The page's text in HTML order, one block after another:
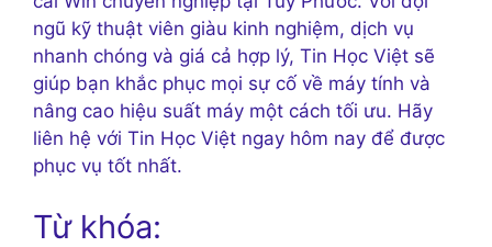
ngũ kỹ thuật viên giàu kinh nghiệm, dịch vụ
nhanh chóng và giá cả hợp lý, Tin Học Việt sẽ
giúp bạn khắc phục mọi sự cố về máy tính và
nâng cao hiệu suất máy một cách tối ưu. Hãy
liên hệ với Tin Học Việt ngay hôm nay để được
phục vụ tốt nhất.
Từ khóa: